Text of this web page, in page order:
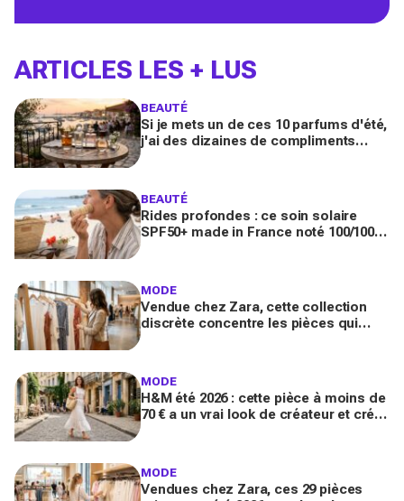
ARTICLES LES + LUS
BEAUTÉ
Si je mets un de ces 10 parfums d'été,
j'ai des dizaines de compliments
BEAUTÉ
Rides profondes : ce soin solaire
SPF50+ made in France noté 100/100
MODE
Vendue chez Zara, cette collection
discrète concentre les pièces qui
MODE
H&M été 2026 : cette pièce à moins de
70 € a un vrai look de créateur et crée
MODE
Vendues chez Zara, ces 29 pièces